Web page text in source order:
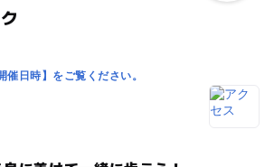
日時】をご覧ください。